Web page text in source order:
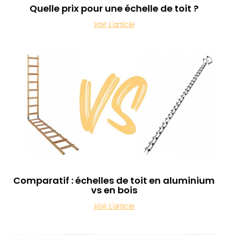
Quelle prix pour une échelle de toit ?
Voir L'article
Comparatif : échelles de toit en aluminium
vs en bois
Voir L'article